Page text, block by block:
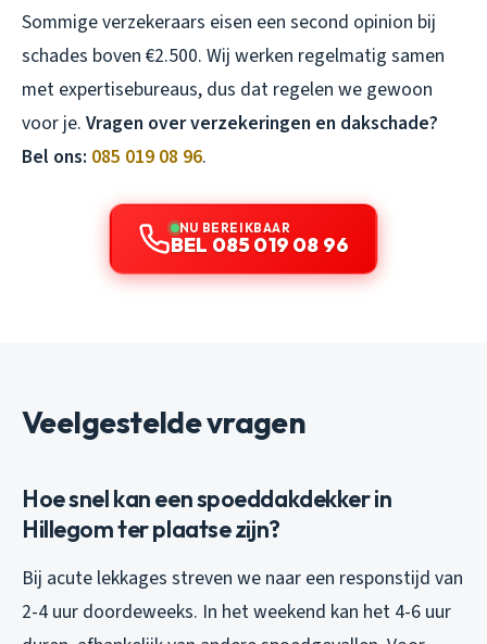
Sommige verzekeraars eisen een second opinion bij
schades boven €2.500. Wij werken regelmatig samen
met expertisebureaus, dus dat regelen we gewoon
voor je. Vragen over verzekeringen en dakschade?
Bel ons: 085 019 08 96.
NU BEREIKBAAR
BEL 085 019 08 96
Veelgestelde vragen
Hoe snel kan een spoeddakdekker in
Hillegom ter plaatse zijn?
Bij acute lekkages streven we naar een responstijd van
2-4 uur doordeweeks. In het weekend kan het 4-6 uur